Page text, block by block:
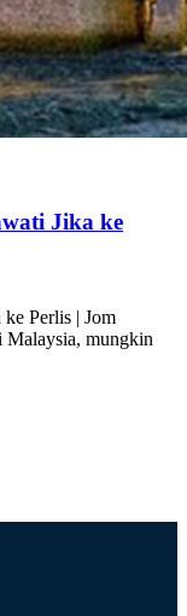
Jika ke
Perlis | Jom
Malaysia, mungkin